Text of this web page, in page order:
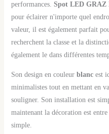
performances. Spot LED GRAZ
pour éclairer n'importe quel
valeur, il est également parfait
recherchent la classe et la
également le dans différentes
Son design en couleur blancest
minimalistes tout en mettant en
souligner. Son installation est
maintenant la décoration est
simple.